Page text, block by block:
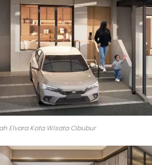
Elvara Kota Wisata Cibubur